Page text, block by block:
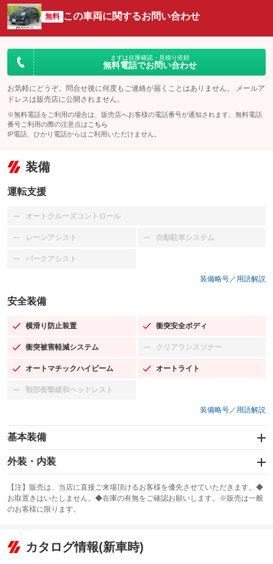
無料 この車両に関するお問い合わせ
まずは在庫確認・見積り依頼
無料電話でお問い合わせ
お気軽にどうぞ。問合せ後に何度もご連絡が届くことはありません。 メールア
ドレスは販売店に公開されません。
※無料電話をご利用の場合は、販売店へお客様の電話番号が通知されます。無料電話
番号ご利用の際の注意点は こちら
IP電話、ひかり電話からはご利用いただけません。
装備
運転支援
オートクルーズコントロール
：装備なし
レーンアシスト
：装備なし 自動駐車システム
：装備なし
パークアシスト
：装備なし
装備略号／用語解説
安全装備
横滑り防止装置
：装備あり 衝突安全ボディ
：装備あり
衝突被害軽減システム
：装備あり クリアランスソナー
：装備なし
オートマチックハイビーム
：装備あり オートライト
：装備あり
頸部衝撃緩和ヘッドレスト
：装備なし
装備略号／用語解説
基本装備
エアバッグ：運転席/助手席/サイド
：装備あり
：装備なし
サンルーフ
：装備なし ABS
リフトアップ
：装備なし
外装・内装
カーナビ：SDナビ
：装備あり
TV：ワンセグ
：装備あり
ビジュアル
：装備なし
【注】販売は、当店に直接ご来場頂けるお客様を優先させていただきます。◆
お取置きはいたしません。◆在庫の有無をご確認お願いします。※販売は一般
のお客様に限ります。
カタログ情報(新車時)